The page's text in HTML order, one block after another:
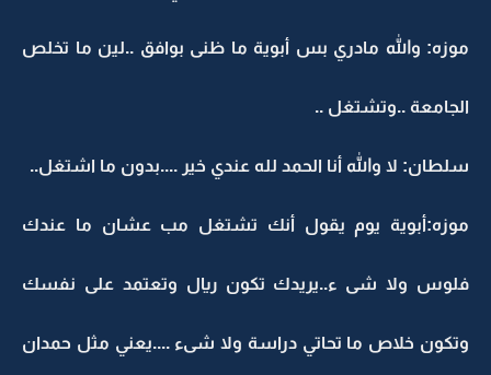
موزه: والله مادري بس أبوية ما ظنى بوافق ..لين ما تخلص
الجامعة ..وتشتغل ..
سلطان: لا والله أنا الحمد لله عندي خير ....بدون ما اشتغل..
موزه:أبوية يوم يقول أنك تشتغل مب عشان ما عندك
فلوس ولا شى ء..يريدك تكون ريال وتعتمد على نفسك
وتكون خلاص ما تحاتي دراسة ولا شىء ....يعني مثل حمدان